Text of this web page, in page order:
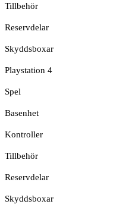
Tillbehör
Reservdelar
Skyddsboxar
Playstation 4
Spel
Basenhet
Kontroller
Tillbehör
Reservdelar
Skyddsboxar